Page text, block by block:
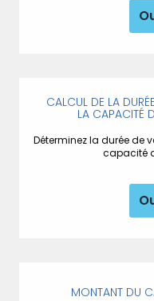
CALCUL DE LA
LA CAPACITÉ
Déterminez la durée de
capacité
MONTANT DU